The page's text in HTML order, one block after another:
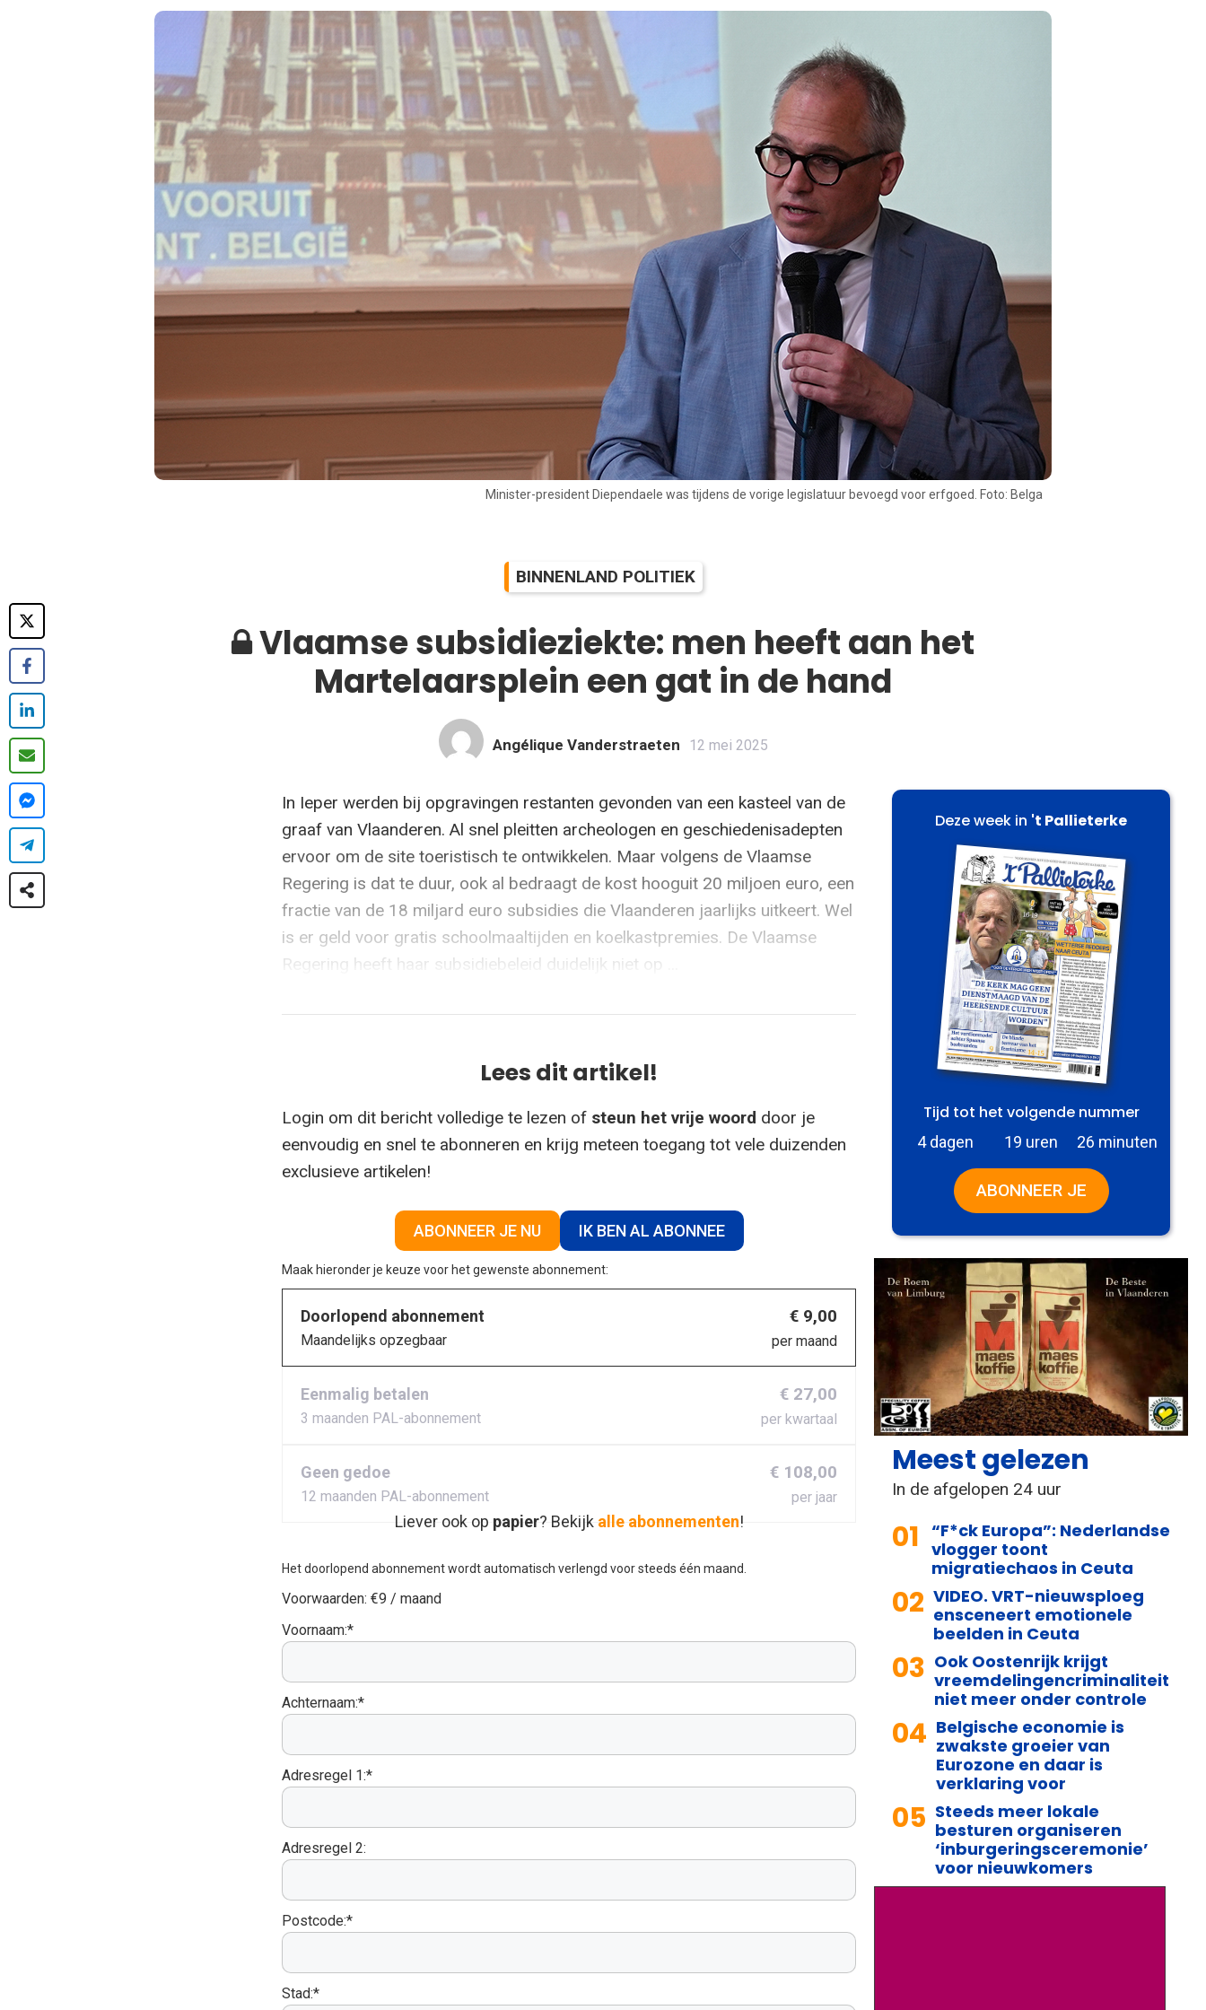
Minister-president Diependaele was tijdens de vorige legislatuur bevoegd voor erfgoed. Foto: Belga
BINNENLAND POLITIEK
Vlaamse subsidieziekte: men heeft aan het
Martelaarsplein een gat in de hand
Angélique Vanderstraeten 12 mei 2025
In Ieper werden bij opgravingen restanten gevonden van een kasteel van de
graaf van Vlaanderen. Al snel pleitten archeologen en geschiedenisadepten
ervoor om de site toeristisch te ontwikkelen. Maar volgens de Vlaamse
Regering is dat te duur, ook al bedraagt de kost hooguit 20 miljoen euro, een
fractie van de 18 miljard euro subsidies die Vlaanderen jaarlijks uitkeert. Wel
is er geld voor gratis schoolmaaltijden en koelkastpremies. De Vlaamse
Regering heeft haar subsidiebeleid duidelijk niet op ...
Lees dit artikel!
Login om dit bericht volledige te lezen of steun het vrije woord door je
eenvoudig en snel te abonneren en krijg meteen toegang tot vele duizenden
exclusieve artikelen!
ABONNEER JE NU IK BEN AL ABONNEE
Maak hieronder je keuze voor het gewenste abonnement:
Doorlopend abonnement
Maandelijks opzegbaar
€ 9,00
per maand
Eenmalig betalen
3 maanden PAL-abonnement
€ 27,00
per kwartaal
Geen gedoe
12 maanden PAL-abonnement
€ 108,00
per jaar
Liever ook op papier? Bekijk alle abonnementen!
Het doorlopend abonnement wordt automatisch verlengd voor steeds één maand.
Voorwaarden: €9 / maand
Voornaam:*
Achternaam:*
Adresregel 1:*
Adresregel 2:
Postcode:*
Stad:*
Deze week in 't Pallieterke
Tijd tot het volgende nummer
4 dagen 19 uren 26 minuten
ABONNEER JE
Meest gelezen
In de afgelopen 24 uur
01 “F*ck Europa”: Nederlandse
vlogger toont
migratiechaos in Ceuta
02 VIDEO. VRT-nieuwsploeg
ensceneert emotionele
beelden in Ceuta
03 Ook Oostenrijk krijgt
vreemdelingencriminaliteit
niet meer onder controle
04 Belgische economie is
zwakste groeier van
Eurozone en daar is
verklaring voor
05 Steeds meer lokale
besturen organiseren
‘inburgeringsceremonie’
voor nieuwkomers